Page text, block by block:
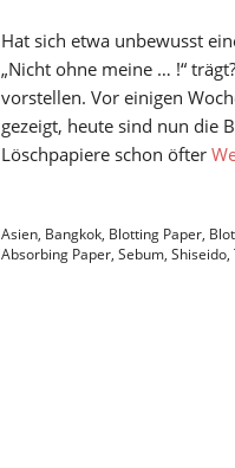
Hat sich etwa unbewusst
„Nicht ohne meine … !“
vorstellen. Vor einigen
gezeigt, heute sind nun die
Löschpapiere schon öfter
Asien, Bangkok, Blotting Paper,
Absorbing Paper, Sebum, Shiseido,